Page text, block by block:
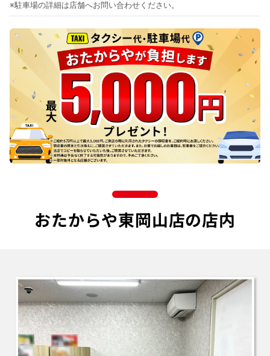
※駐車場の詳細は店舗へお問い合わせください。
おたからや東岡山店の店内